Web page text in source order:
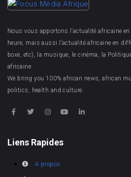
Nous vous apportons l’actualité africaine
heure, mais aussi l’actualité africaine en
boxe, etc), la musique, le cinéma, la
africaine .
We bring you 100% african news, african
politics, health and culture.
Liens Rapides
A propos